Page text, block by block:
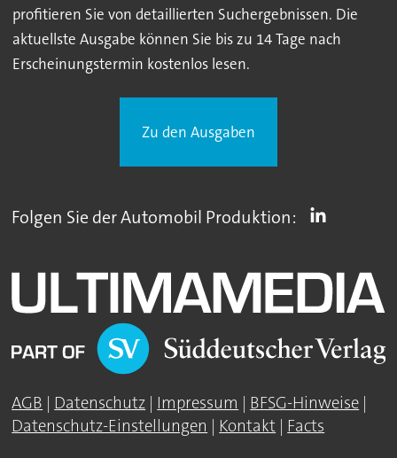
profitieren Sie von detaillierten Suchergebnissen. Die
aktuellste Ausgabe können Sie bis zu 14 Tage nach
Erscheinungstermin kostenlos lesen.
Zu den Ausgaben
Folgen Sie der Automobil Produktion:
AGB | Datenschutz | Impressum | BFSG-Hinweise |
Datenschutz-Einstellungen | Kontakt | Facts